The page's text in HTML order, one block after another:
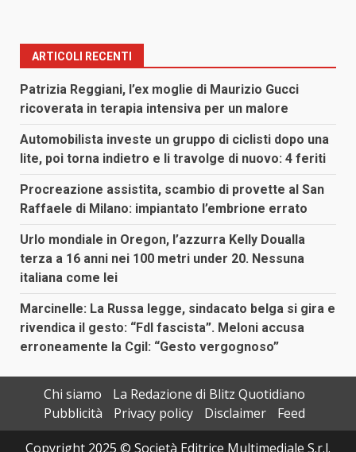
ARTICOLI RECENTI
Patrizia Reggiani, l’ex moglie di Maurizio Gucci
ricoverata in terapia intensiva per un malore
Automobilista investe un gruppo di ciclisti dopo una
lite, poi torna indietro e li travolge di nuovo: 4 feriti
Procreazione assistita, scambio di provette al San
Raffaele di Milano: impiantato l’embrione errato
Urlo mondiale in Oregon, l’azzurra Kelly Doualla
terza a 16 anni nei 100 metri under 20. Nessuna
italiana come lei
Marcinelle: La Russa legge, sindacato belga si gira e
rivendica il gesto: “FdI fascista”. Meloni accusa
erroneamente la Cgil: “Gesto vergognoso”
Chi siamo
La Redazione di Blitz Quotidiano
Pubblicità
Privacy policy Disclaimer
Feed
Copyright 2025 © Società Editrice Multimediale S.r.l.